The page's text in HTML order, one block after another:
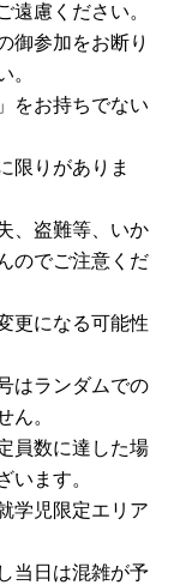
遠慮ください。
御参加をお断り
。
をお持ちでない
限りがありま
、盗難等、いか
のでご注意くだ
更になる可能性
はランダムでの
ん。
員数に達した場
います。
学児限定エリア
当日は混雑が予